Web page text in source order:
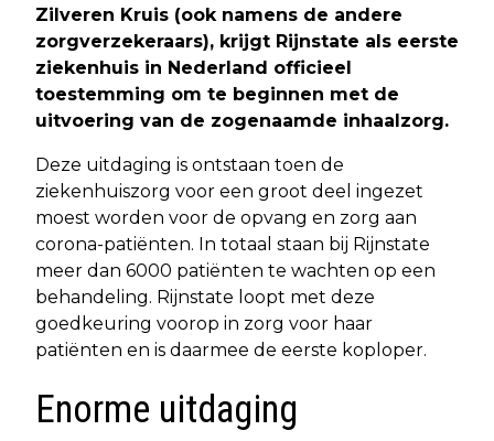
Zilveren Kruis (ook namens de andere
zorgverzekeraars), krijgt Rijnstate als eerste
ziekenhuis in Nederland officieel
toestemming om te beginnen met de
uitvoering van de zogenaamde inhaalzorg.
Deze uitdaging is ontstaan toen de
ziekenhuiszorg voor een groot deel ingezet
moest worden voor de opvang en zorg aan
corona-patiënten. In totaal staan bij Rijnstate
meer dan 6000 patiënten te wachten op een
behandeling. Rijnstate loopt met deze
goedkeuring voorop in zorg voor haar
patiënten en is daarmee de eerste koploper.
Enorme uitdaging